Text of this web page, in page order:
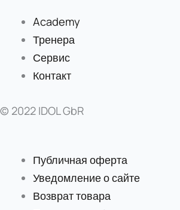
Academy
Тренера
Сервис
Контакт
© 2022 IDOL GbR
Публичная оферта
Уведомление о сайте
Возврат товара